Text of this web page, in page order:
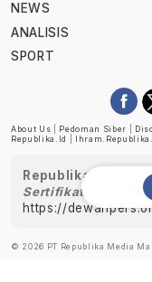
NEWS
ANALISIS
SPORT
About Us Pedoman Siber
Republika.id
Republika telah
Sertifikat Nomor
https://
© 2026 PT Republika Media